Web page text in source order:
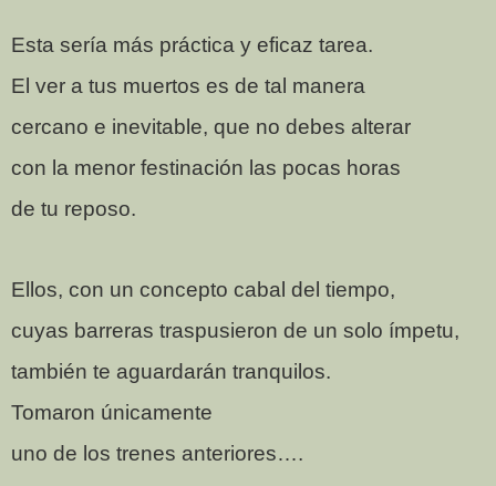
Esta sería más práctica y eficaz tarea.
El ver a tus muertos es de tal manera
cercano e inevitable, que no debes alterar
con la menor festinación las pocas horas
de tu reposo.
Ellos, con un concepto cabal del tiempo,
cuyas barreras traspusieron de un solo ímpetu,
también te aguardarán tranquilos.
Tomaron únicamente
uno de los trenes anteriores….